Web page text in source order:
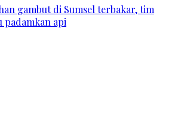
gambut di Sumsel terbakar, tim
padamkan api